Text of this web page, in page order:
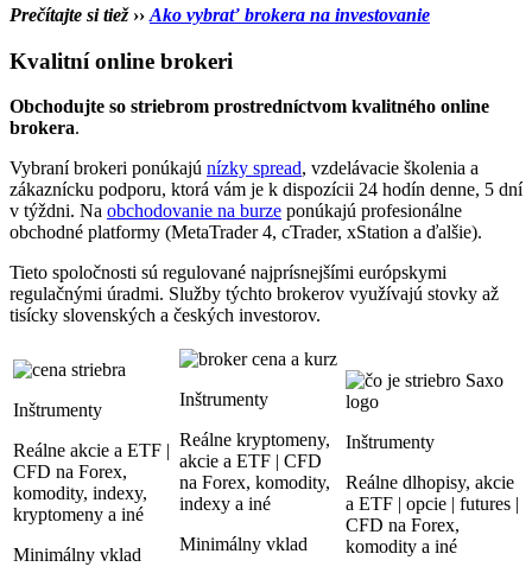
Prečítajte si tiež ›› Ako vybrať brokera na investovanie
Kvalitní online brokeri
Obchodujte so striebrom prostredníctvom kvalitného online
brokera.
Vybraní brokeri ponúkajú nízky spread, vzdelávacie školenia a
zákaznícku podporu, ktorá vám je k dispozícii 24 hodín denne, 5 dní
v týždni. Na obchodovanie na burze ponúkajú profesionálne
obchodné platformy (MetaTrader 4, cTrader, xStation a ďalšie).
Tieto spoločnosti sú regulované najprísnejšími európskymi
regulačnými úradmi. Služby týchto brokerov využívajú stovky až
tisícky slovenských a českých investorov.
Inštrumenty
Reálne akcie a ETF |
CFD na Forex,
komodity, indexy,
kryptomeny a iné
Minimálny vklad
Inštrumenty
Reálne kryptomeny,
akcie a ETF | CFD
na Forex, komodity,
indexy a iné
Minimálny vklad
Inštrumenty
Reálne dlhopisy, akcie
a ETF | opcie | futures |
CFD na Forex,
komodity a iné